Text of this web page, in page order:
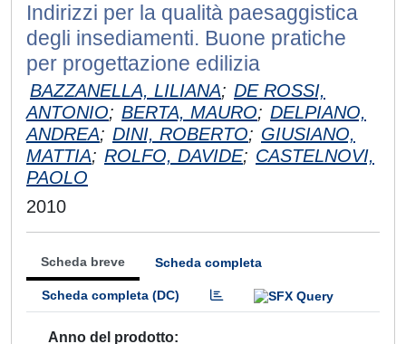
Indirizzi per la qualità paesaggistica
degli insediamenti. Buone pratiche
per progettazione edilizia
BAZZANELLA, LILIANA; DE ROSSI,
ANTONIO; BERTA, MAURO; DELPIANO,
ANDREA; DINI, ROBERTO; GIUSIANO,
MATTIA; ROLFO, DAVIDE; CASTELNOVI,
PAOLO
2010
Scheda breve Scheda completa
Scheda completa (DC)
Anno del prodotto